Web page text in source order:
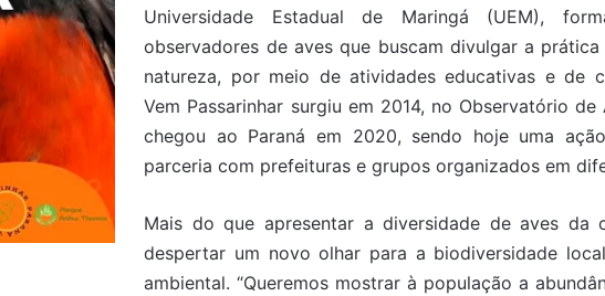
Universidade Estadual de Maringá (UEM),
observadores de aves que buscam divulgar a
natureza, por meio de atividades educativas e de
Vem Passarinhar surgiu em 2014, no Observatório
chegou ao Paraná em 2020, sendo hoje uma
parceria com prefeituras e grupos organizados em
Mais do que apresentar a diversidade de aves da
despertar um novo olhar para a biodiversidade
ambiental. “Queremos mostrar à população a